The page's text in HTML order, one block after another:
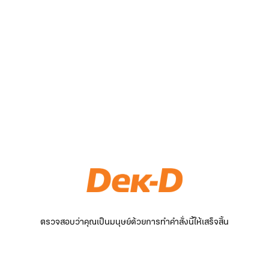
ตรวจสอบว่าคุณเป็นมนุษย์ด้วยการทำคำสั่งนี้ให้เสร็จสิ้น